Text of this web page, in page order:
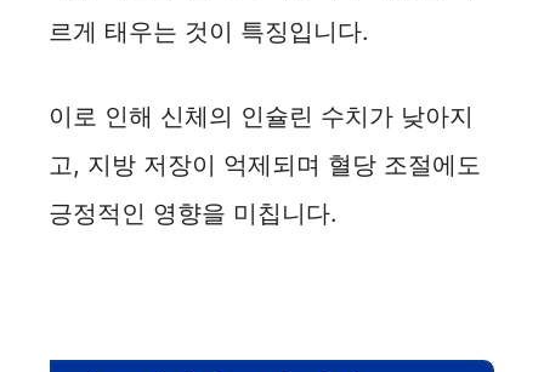
르게 태우는 것이 특징입니다.
이로 인해 신체의 인슐린 수치가 낮아지
고, 지방 저장이 억제되며 혈당 조절에도
긍정적인 영향을 미칩니다.